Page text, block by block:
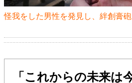
怪我をした男性を発見し、絆創膏
「これからの未来は